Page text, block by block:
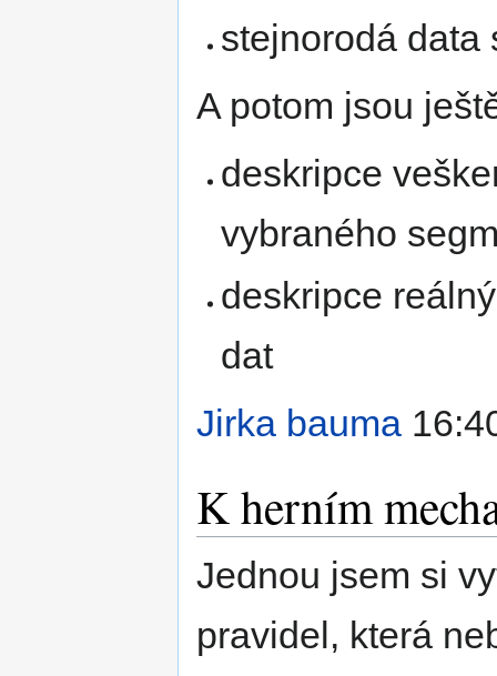
stejnorodá data
A potom jsou
deskripce
vybraného
deskripce
dat
Jirka bauma
K herním
Jednou jsem si
pravidel, která